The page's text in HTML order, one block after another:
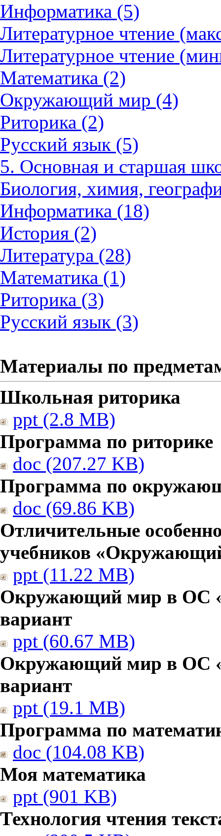
Информатика (5)
Литературное чтение
Литературное чтение
Математика (2)
Окружающий мир (4)
Риторика (2)
Русский язык (5)
5. Основная и старшая
Биология, химия,
Информатика (18)
История (2)
Литература (28)
Математика (1)
Риторика (3)
Русский язык (3)
Материалы по
Школьная риторика
ppt (2.8 MB)
Программа по риторике
doc (207.27 KB)
Программа по
doc (69.86 KB)
Отличительные
учебников
ppt (11.22 MB)
Окружающий мир в ОС
вариант
ppt (60.67 MB)
Окружающий мир в ОС
вариант
ppt (19.1 MB)
Программа по
doc (104.08 KB)
Моя математика
ppt (901 KB)
Технология чтения